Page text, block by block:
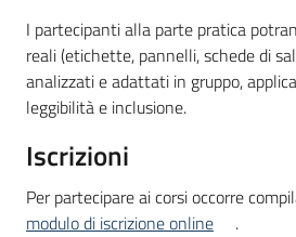
I partecipanti alla parte pratica
reali (etichette, pannelli, schede di
analizzati e adattati in gruppo,
leggibilità e inclusione.
Iscrizioni
Per partecipare ai corsi occorre
modulo di iscrizione online
.